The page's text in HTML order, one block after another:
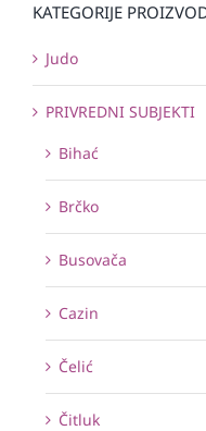
KATEGORIJE
Judo
PRIVREDNI SUBJEKTI
Bihać
Brčko
Busovača
Cazin
Čelić
Čitluk